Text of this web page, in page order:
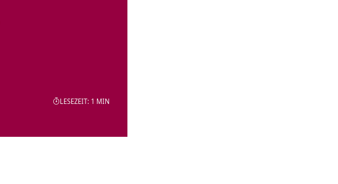
LESEZEIT: 1 MIN